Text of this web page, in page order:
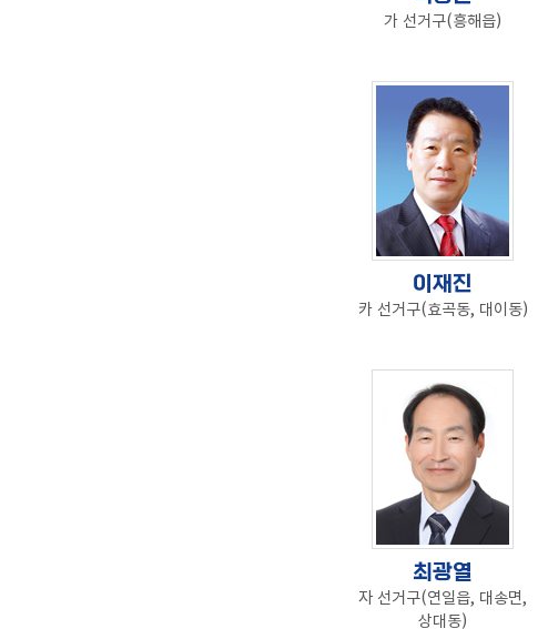
가 선거구(흥해읍)
이재진
카 선거구(효곡동, 대이동)
최광열
자 선거구(연일읍, 대송면,
상대동)